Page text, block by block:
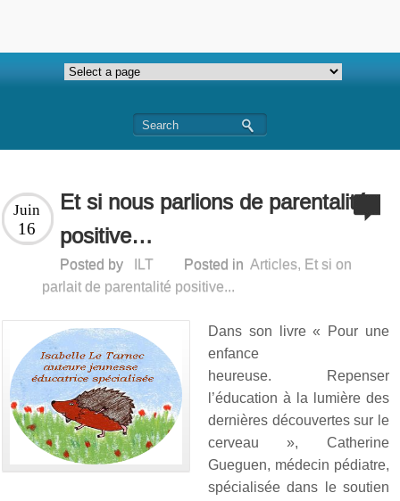
Et si nous parlions de parentalité
positive…
Juin
16
Posted by ILT Posted in Articles, Et si on
parlait de parentalité positive...
Dans son livre « Pour une
enfance
heureuse. Repenser
l’éducation à la lumière des
dernières découvertes sur le
cerveau », Catherine
Gueguen, médecin pédiatre,
spécialisée dans le soutien